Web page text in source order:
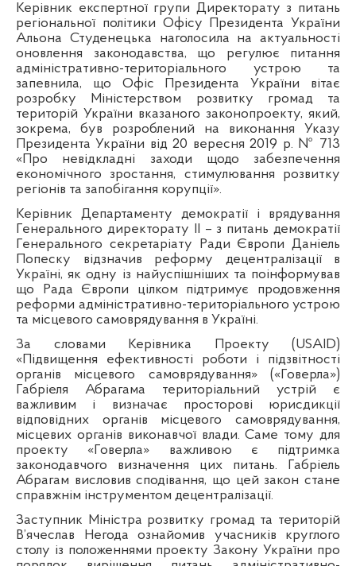
Керівник експертної групи Директорату з питань
регіональної політики Офісу Президента України
Альона Студенецька наголосила на актуальності
оновлення законодавства, що регулює питання
адміністративно-територіального устрою та
запевнила, що Офіс Президента України вітає
розробку Міністерством розвитку громад та
територій України вказаного законопроекту, який,
зокрема, був розроблений на виконання Указу
Президента України від 20 вересня 2019 р. № 713
«Про невідкладні заходи щодо забезпечення
економічного зростання, стимулювання розвитку
регіонів та запобігання корупції».
Керівник Департаменту демократії і врядування
Генерального директорату ІІ – з питань демократії
Генерального секретаріату Ради Європи Даніель
Попеску відзначив реформу децентралізації в
Україні, як одну із найуспішніших та поінформував
що Рада Європи цілком підтримує продовження
реформи адміністративно-територіального устрою
та місцевого самоврядування в Україні.
За словами Керівника Проекту (USAID)
«Підвищення ефективності роботи і підзвітності
органів місцевого самоврядування» («Говерла»)
Габріеля Абрагама територіальний устрій є
важливим і визначає просторові юрисдикції
відповідних органів місцевого самоврядування,
місцевих органів виконавчої влади. Саме тому для
проекту «Говерла» важливою є підтримка
законодавчого визначення цих питань. Габріель
Абрагам висловив сподівання, що цей закон стане
справжнім інструментом децентралізації.
Заступник Міністра розвитку громад та територій
В’ячеслав Негода ознайомив учасників круглого
столу із положеннями проекту Закону України про